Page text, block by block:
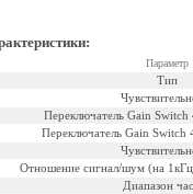
:
Параметр
Тип
Переключатель Gain
Переключатель Gain Switch
Отношение сигнал/шум (на
Диапазон